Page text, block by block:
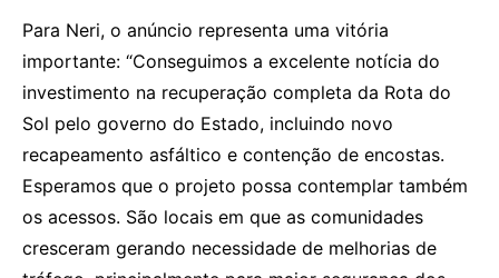
Para Neri, o anúncio representa uma vitória
importante: “Conseguimos a excelente notícia do
investimento na recuperação completa da Rota do
Sol pelo governo do Estado, incluindo novo
recapeamento asfáltico e contenção de encostas.
Esperamos que o projeto possa contemplar também
os acessos. São locais em que as comunidades
cresceram gerando necessidade de melhorias de